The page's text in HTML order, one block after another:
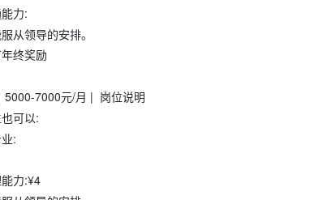
力:
从领导的安排。
终奖励
7000元/月 | 岗位说明
可以:
:
力:¥4